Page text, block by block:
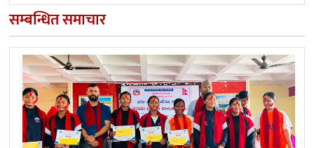
सम्बन्धित समाचार